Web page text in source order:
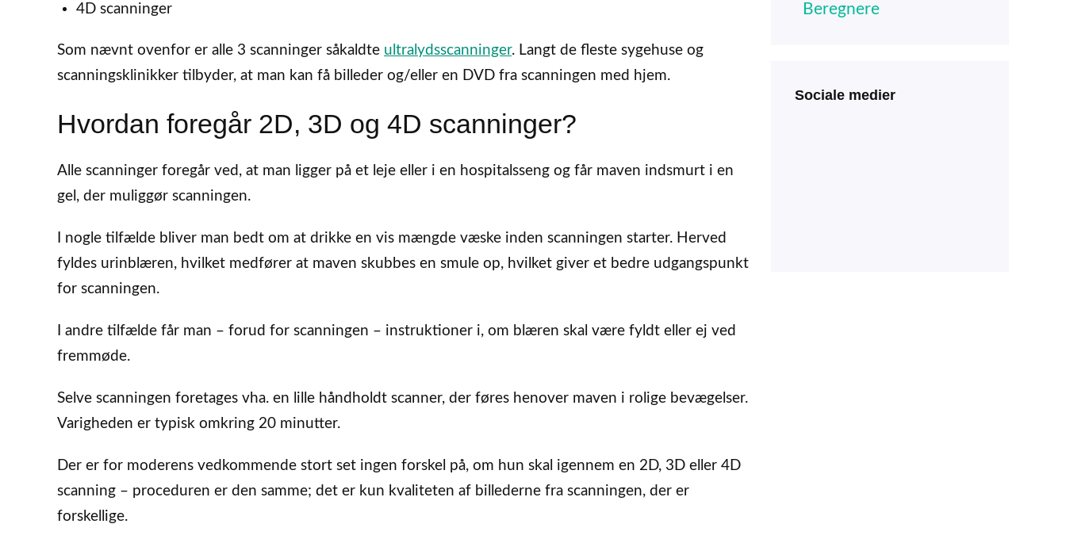
4D scanninger
Som nævnt ovenfor er alle 3 scanninger såkaldte ultralydsscanninger. Langt de fleste sygehuse og
scanningsklinikker tilbyder, at man kan få billeder og/eller en DVD fra scanningen med hjem.
Hvordan foregår 2D, 3D og 4D scanninger?
Alle scanninger foregår ved, at man ligger på et leje eller i en hospitalsseng og får maven indsmurt i en
gel, der muliggør scanningen.
I nogle tilfælde bliver man bedt om at drikke en vis mængde væske inden scanningen starter. Herved
fyldes urinblæren, hvilket medfører at maven skubbes en smule op, hvilket giver et bedre udgangspunkt
for scanningen.
I andre tilfælde får man – forud for scanningen – instruktioner i, om blæren skal være fyldt eller ej ved
fremmøde.
Selve scanningen foretages vha. en lille håndholdt scanner, der føres henover maven i rolige bevægelser.
Varigheden er typisk omkring 20 minutter.
Der er for moderens vedkommende stort set ingen forskel på, om hun skal igennem en 2D, 3D eller 4D
scanning – proceduren er den samme; det er kun kvaliteten af billederne fra scanningen, der er
forskellige.
Beregnere
Sociale medier